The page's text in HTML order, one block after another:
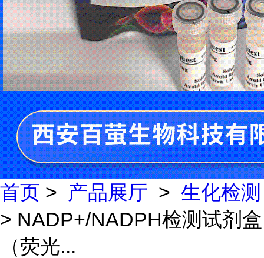
首页 > 产品展厅 > 生化检测
> NADP+/NADPH检测试剂盒
（荧光...